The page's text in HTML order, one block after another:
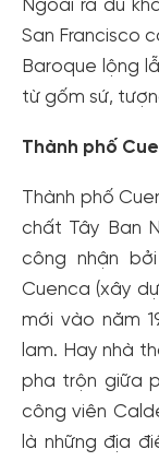
Ngoài ra du
San Francisco
Baroque lộng
từ gốm sứ,
Thành phố
Thành phố
chất Tây Ban
công nhận
Cuenca (xây
mới vào năm
lam. Hay nhà
pha trộn giữa
công viên
là những địa